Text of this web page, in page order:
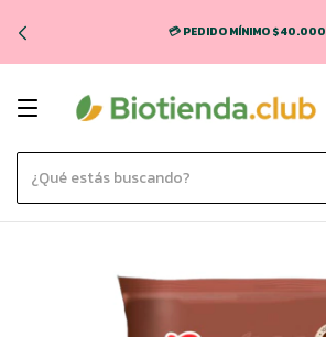
💳 PEDIDO MÍNIMO $40.000